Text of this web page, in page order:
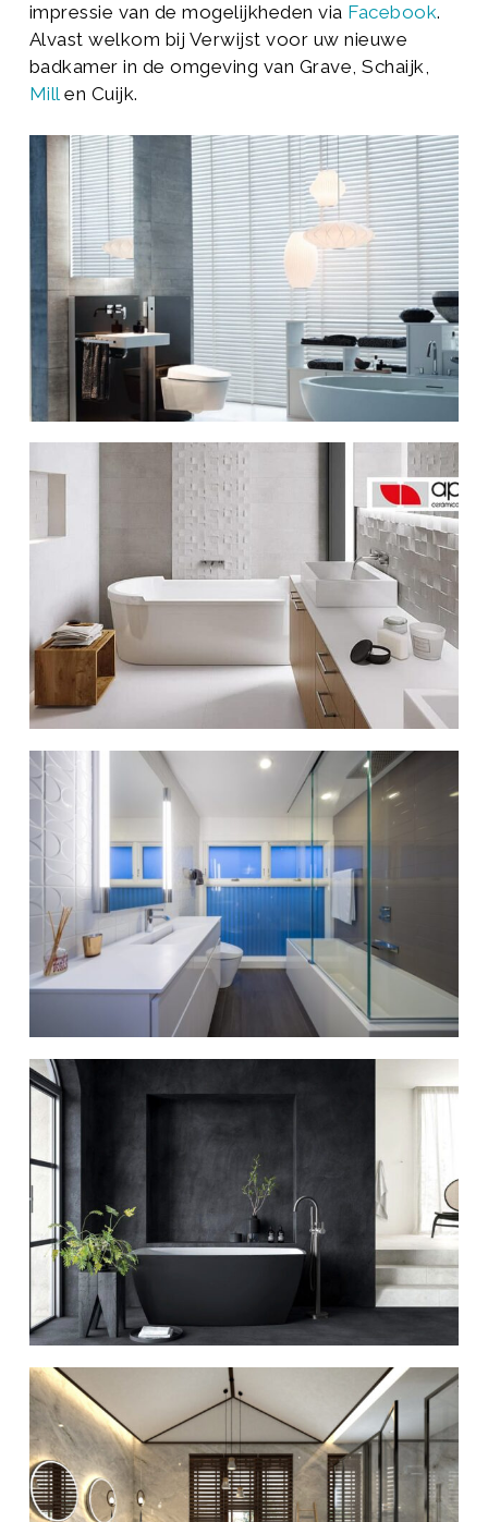
impressie van de mogelijkheden via Facebook.
Alvast welkom bij Verwijst voor uw nieuwe
badkamer in de omgeving van Grave, Schaijk,
Millen Cuijk.